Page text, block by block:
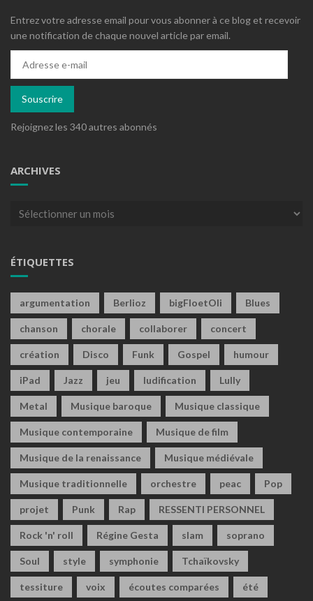
Entrez votre adresse email pour vous abonner à ce blog et recevoir
une notification de chaque nouvel article par email.
mail
Souscrire
Rejoignez les 340 autres abonnés
ARCHIVES
Archives
ÉTIQUETTES
argumentation Berlioz bigFloetOli Blues
chanson chorale collaborer concert
création Disco Funk Gospel humour
iPad Jazz jeu ludification Lully
Metal Musique baroque Musique classique
Musique contemporaine Musique de film
Musique de la renaissance Musique médiévale
Musique traditionnelle orchestre peac Pop
projet Punk Rap RESSENTI PERSONNEL
Rock 'n' roll Régine Gesta slam soprano
Soul style symphonie Tchaïkovsky
tessiture voix écoutes comparées été